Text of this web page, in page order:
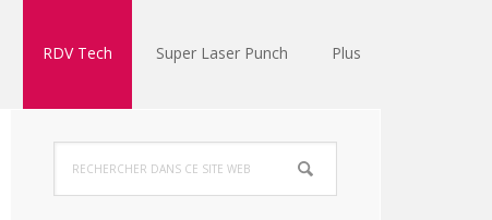
RDV Tech Super Laser Punch Plus
Barre
latérale
dans
ce